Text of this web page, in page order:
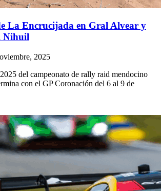
La Encrucijada en Gral Alvear y
Nihuil
2025
del campeonato de rally raid mendocino
con el GP Coronación del 6 al 9 de